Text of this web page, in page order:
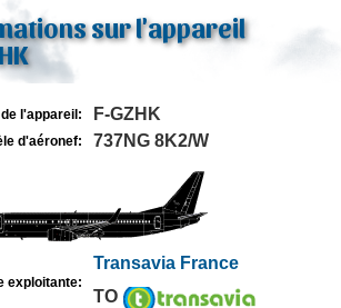
sur l'appareil
l'appareil: F-GZHK
d'aéronef: 737NG 8K2/W
exploitante:
Transavia France
TO